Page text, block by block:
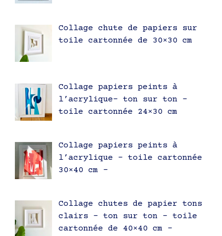
Collage chute de papiers sur
toile cartonnée de 30×30 cm
Collage papiers peints à
l’acrylique- ton sur ton –
toile cartonnée 24×30 cm
Collage papiers peints à
l’acrylique – toile cartonnée
30×40 cm –
Collage chutes de papier tons
clairs – ton sur ton – toile
cartonnée de 40×40 cm –